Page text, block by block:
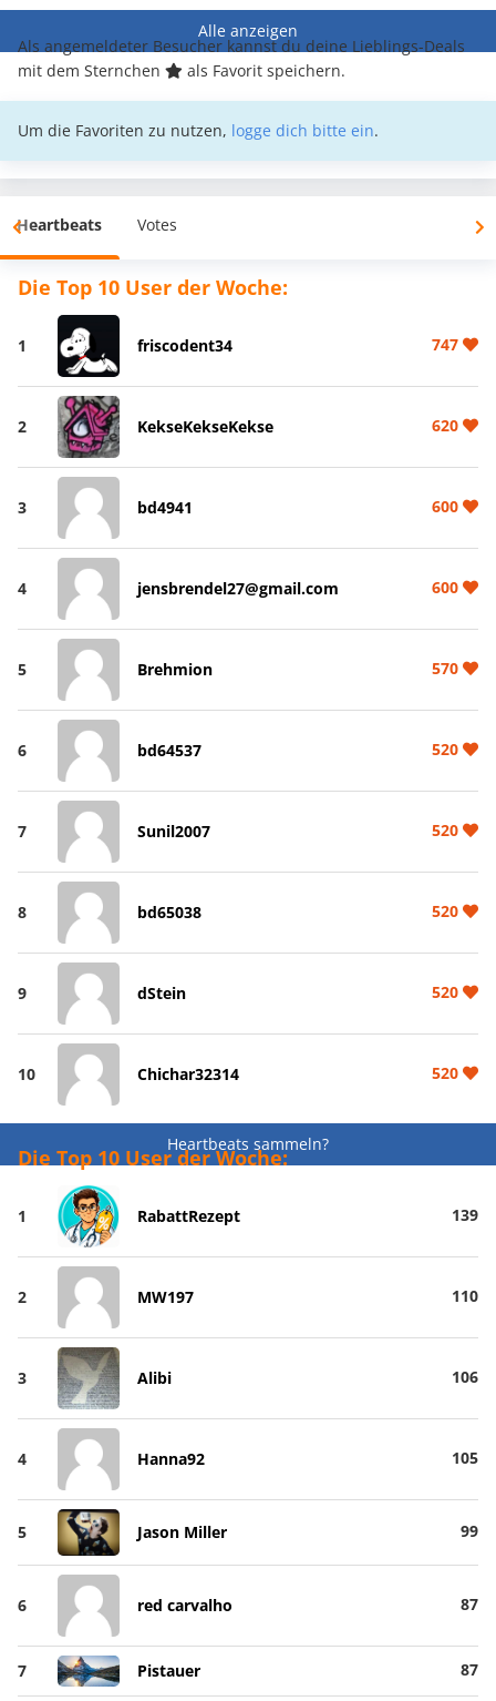
Alle anzeigen
Als angemeldeter Besucher kannst du deine Lieblings-Deals
mit dem Sternchen
als Favorit speichern.
Um die Favoriten zu nutzen, logge dich bitte ein.
Heartbeats Votes
Die Top 10 User der Woche:
1 friscodent34 747
2 KekseKekseKekse 620
3 bd4941 600
4 jensbrendel27@gmail.com 600
5 Brehmion 570
6 bd64537 520
7 Sunil2007 520
8 bd65038 520
9 dStein 520
10 Chichar32314 520
Heartbeats sammeln?
Die Top 10 User der Woche:
1 RabattRezept 139
2 MW197 110
3 Alibi 106
4 Hanna92 105
5 Jason Miller 99
6 red carvalho 87
7 Pistauer 87